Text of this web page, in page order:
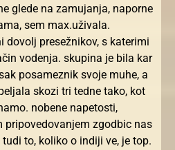
glede na zamujanja, naporne
sem max.uživala.
dovolj presežnikov, s katerimi
vodenja. skupina je bila kar
posameznik svoje muhe, a
skozi tri tedne tako, kot
nobene napetosti,
pripovedovanjem zgodbic nas
to, koliko o indiji ve, je top.